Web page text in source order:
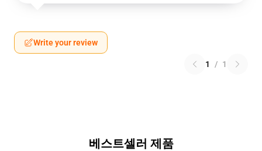
Write your review
1 / 1
베스트셀러 제품